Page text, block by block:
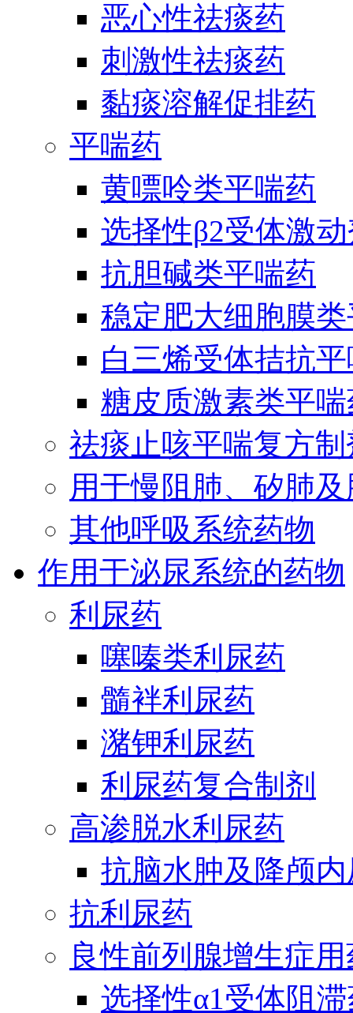
恶心性祛痰药
刺激性祛痰药
黏痰溶解促排药
平喘药
黄嘌呤类平喘药
选择性β2受体激
抗胆碱类平喘药
稳定肥大细胞膜
白三烯受体拮抗
糖皮质激素类平
祛痰止咳平喘复方制
用于慢阻肺、矽肺
其他呼吸系统药物
作用于泌尿系统的药物
利尿药
噻嗪类利尿药
髓袢利尿药
潴钾利尿药
利尿药复合制剂
高渗脱水利尿药
抗脑水肿及降颅
抗利尿药
良性前列腺增生症
选择性α1受体阻